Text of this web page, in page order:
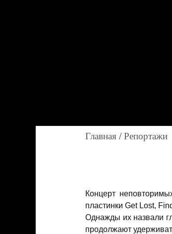
Главная /Репортажи
Концерт
пластинки Get Lost,
Однажды их назвали
продолжают